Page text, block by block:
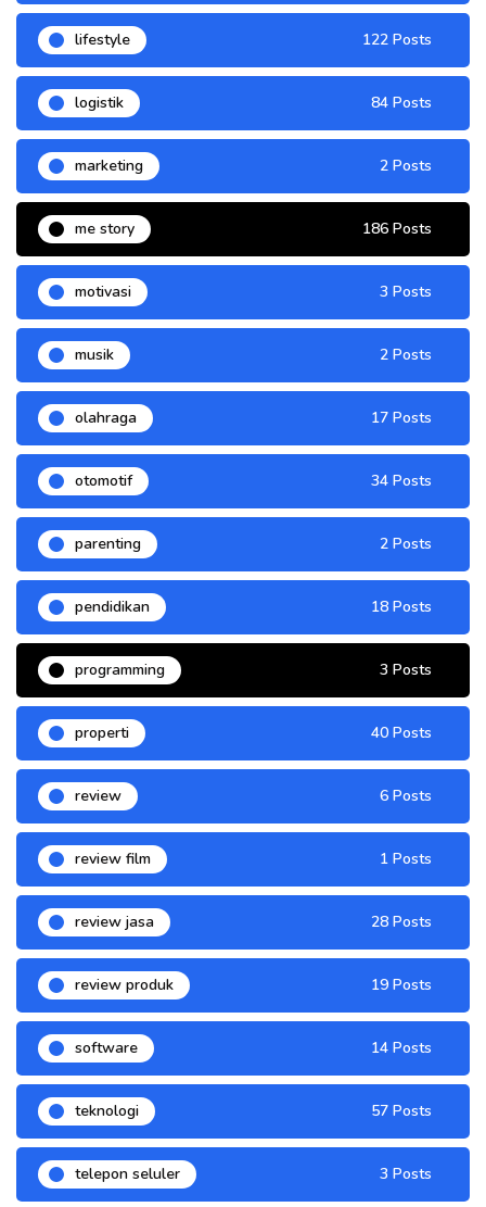
lifestyle 122 Posts
logistik 84 Posts
marketing 2 Posts
me story 186 Posts
motivasi 3 Posts
musik 2 Posts
olahraga 17 Posts
otomotif 34 Posts
parenting 2 Posts
pendidikan 18 Posts
programming 3 Posts
properti 40 Posts
review 6 Posts
review film 1 Posts
review jasa 28 Posts
review produk 19 Posts
software 14 Posts
teknologi 57 Posts
telepon seluler 3 Posts